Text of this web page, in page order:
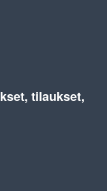
tilaukset,